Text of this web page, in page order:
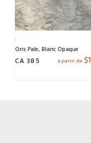
Gris Pale, Blanc Opaque
CA 385 à partir de $11.06